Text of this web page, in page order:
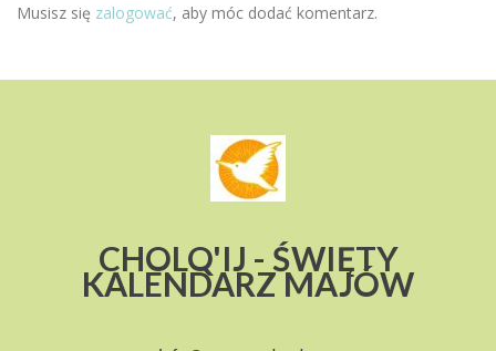
Musisz się zalogować, aby móc dodać komentarz.
CHOLQ'IJ - ŚWIĘTY
KALENDARZ MAJÓW